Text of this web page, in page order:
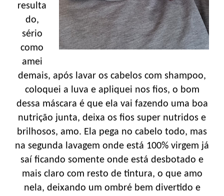
resulta
do,
sério
como
amei
demais, após lavar os cabelos com shampoo,
coloquei a luva e apliquei nos fios, o bom
dessa máscara é que ela vai fazendo uma boa
nutrição junta, deixa os fios super nutridos e
brilhosos, amo. Ela pega no cabelo todo, mas
na segunda lavagem onde está 100% virgem já
saí ficando somente onde está desbotado e
mais claro com resto de tintura, o que amo
nela, deixando um ombré bem divertido e